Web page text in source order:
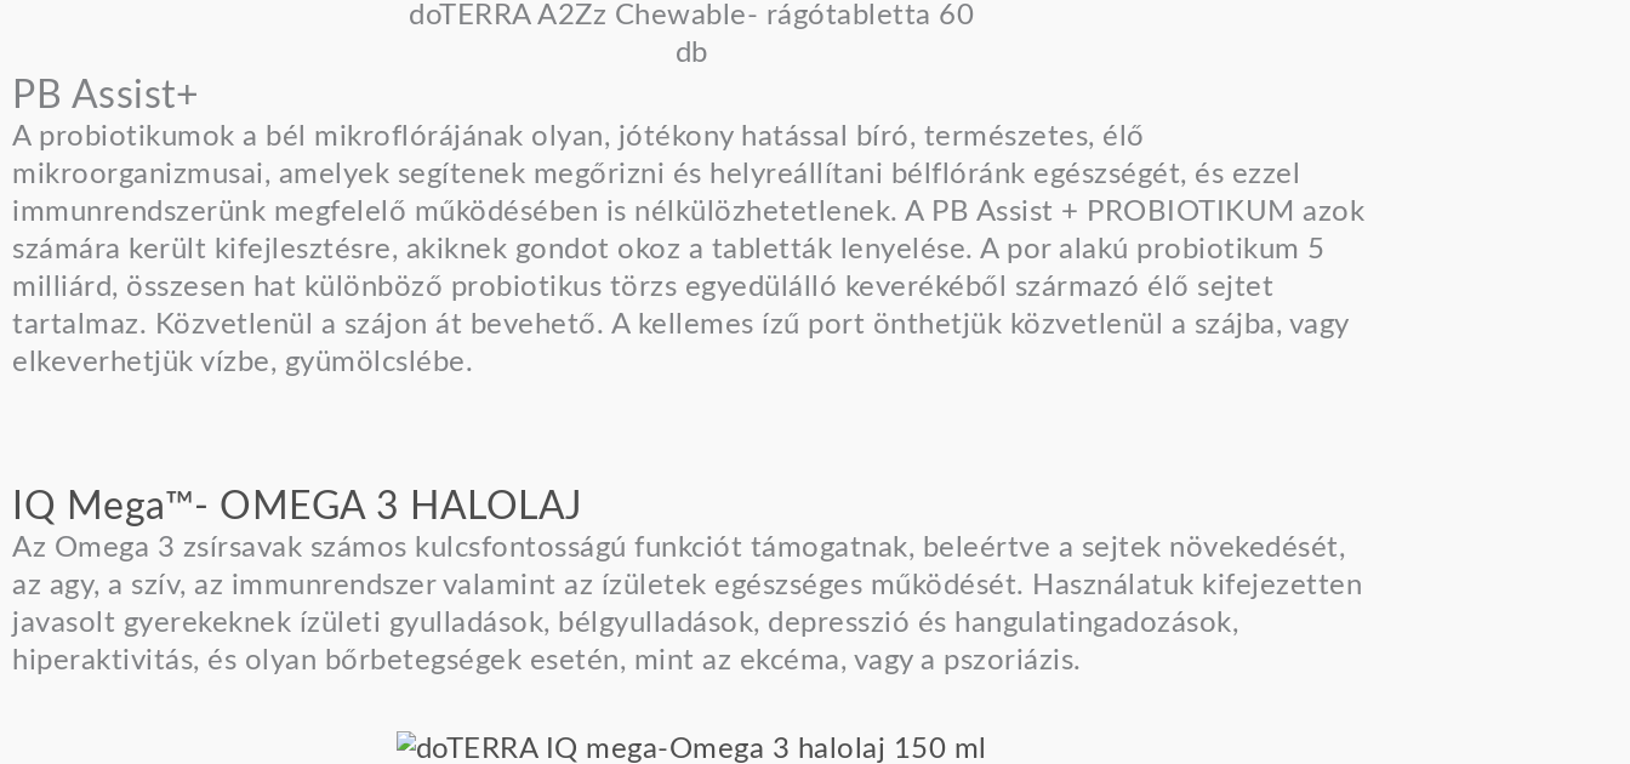
doTERRA A2Zz Chewable- rágótabletta 60
db
PB Assist+
A probiotikumok a bél mikroflórájának olyan, jótékony hatással bíró, természetes, élő
mikroorganizmusai, amelyek segítenek megőrizni és helyreállítani bélflóránk egészségét, és ezzel
immunrendszerünk megfelelő működésében is nélkülözhetetlenek. A PB Assist + PROBIOTIKUM azok
számára került kifejlesztésre, akiknek gondot okoz a tabletták lenyelése. A por alakú probiotikum 5
milliárd, összesen hat különböző probiotikus törzs egyedülálló keverékéből származó élő sejtet
tartalmaz. Közvetlenül a szájon át bevehető. A kellemes ízű port önthetjük közvetlenül a szájba, vagy
elkeverhetjük vízbe, gyümölcslébe.
IQ Mega™- OMEGA 3 HALOLAJ
Az Omega 3 zsírsavak számos kulcsfontosságú funkciót támogatnak, beleértve a sejtek növekedését,
az agy, a szív, az immunrendszer valamint az ízületek egészséges működését. Használatuk kifejezetten
javasolt gyerekeknek ízületi gyulladások, bélgyulladások, depresszió és hangulatingadozások,
hiperaktivitás, és olyan bőrbetegségek esetén, mint az ekcéma, vagy a pszoriázis.